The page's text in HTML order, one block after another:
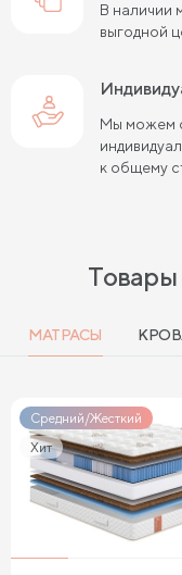
В наличии
выгодной
Мы можем
к общему
Товары
МАТРАСЫ
Средний/Жесткий
Хит